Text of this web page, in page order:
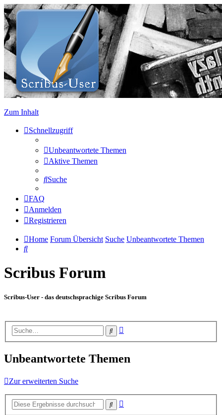
Zum Inhalt
Schnellzugriff
Unbeantwortete Themen
Aktive Themen
Suche
FAQ
Anmelden
Registrieren
Home Forum Übersicht Suche Unbeantwortete Themen
Suche
Scribus Forum
Scribus-User - das deutschsprachige Scribus Forum
Suche
Unbeantwortete Themen
Zur erweiterten Suche
Suche